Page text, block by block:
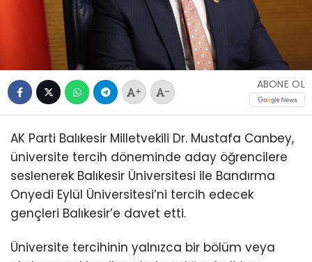
+ -
ABONE OL
AK Parti Balıkesir Milletvekili Dr. Mustafa Canbey,
üniversite tercih döneminde aday öğrencilere
seslenerek Balıkesir Üniversitesi ile Bandırma
Onyedi Eylül Üniversitesi’ni tercih edecek
gençleri Balıkesir’e davet etti.
Üniversite tercihinin yalnızca bir bölüm veya